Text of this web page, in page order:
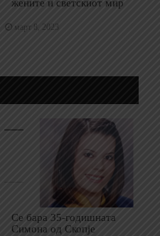
жените и светскиот мир
март 8, 2023
Се бара 35-годишната
Симона од Скопје